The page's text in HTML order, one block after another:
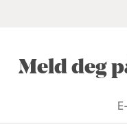
Meld deg